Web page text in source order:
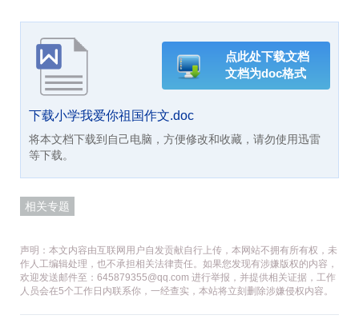
下载小学我爱你祖国作文.doc
将本文档下载到自己电脑，方便修改和收藏，请勿使用迅雷
等下载。
点此处下载文档
文档为doc格式
相关专题
声明：本文内容由互联网用户自发贡献自行上传，本网站不拥有所有权，未
作人工编辑处理，也不承担相关法律责任。如果您发现有涉嫌版权的内容，
欢迎发送邮件至：645879355@qq.com 进行举报，并提供相关证据，工作
人员会在5个工作日内联系你，一经查实，本站将立刻删除涉嫌侵权内容。